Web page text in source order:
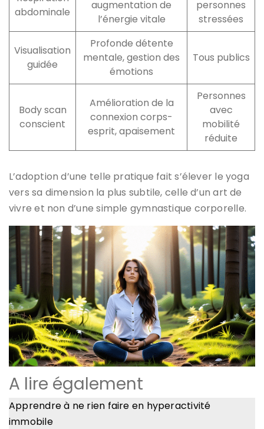
abdominale
augmentation de
l’énergie vitale
personnes
stressées
Visualisation
guidée
Profonde détente
mentale, gestion des
émotions
Tous publics
Body scan
conscient
Amélioration de la
connexion corps-
esprit, apaisement
Personnes
avec
mobilité
réduite
L’adoption d’une telle pratique fait s’élever le yoga
vers sa dimension la plus subtile, celle d’un art de
vivre et non d’une simple gymnastique corporelle.
A lire également
Apprendre à ne rien faire en hyperactivité
immobile